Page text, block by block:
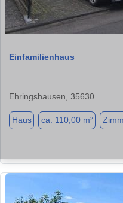
Einfamilienhaus
Ehringshausen, 35630
Haus ca. 110,00 m²